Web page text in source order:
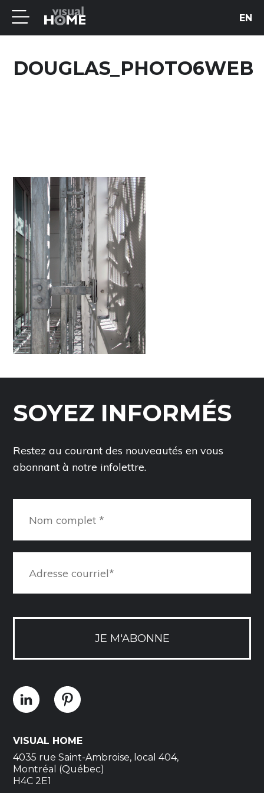
EN
DOUGLAS_PHOTO6WEB
SOYEZ INFORMÉS
Restez au courant des nouveautés en vous
abonnant à notre infolettre.
JE M'ABONNE
VISUAL HOME
4035 rue Saint-Ambroise, local 404,
Montréal (Québec)
H4C 2E1